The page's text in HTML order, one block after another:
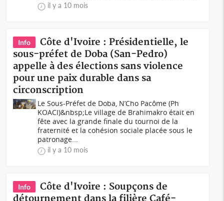
il y a 10 mois
Info
Côte d'Ivoire : Présidentielle, le
sous-préfet de Doba (San-Pedro)
appelle à des élections sans violence
pour une paix durable dans sa
circonscription
Le Sous-Préfet de Doba, N’Cho Pacôme (Ph
KOACI)&nbsp;Le village de Brahimakro était en
fête avec la grande finale du tournoi de la
fraternité et la cohésion sociale placée sous le
patronage...
il y a 10 mois
Info
Côte d'Ivoire : Soupçons de